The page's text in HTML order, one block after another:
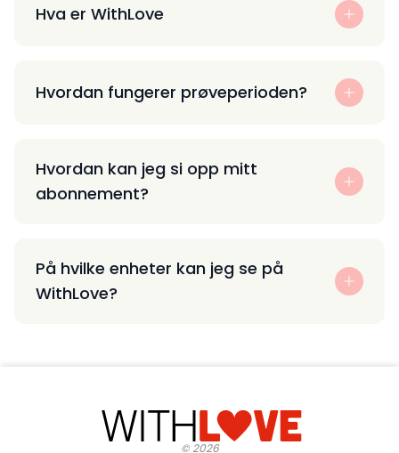
Hva er WithLove
Hvordan fungerer prøveperioden?
Hvordan kan jeg si opp mitt
abonnement?
På hvilke enheter kan jeg se på
WithLove?
©2026